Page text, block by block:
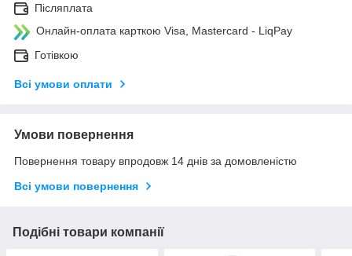
Післяплата
Онлайн-оплата карткою Visa, Mastercard - LiqPay
Готівкою
Всі умови оплати
Умови повернення
Повернення товару впродовж 14 днів за домовленістю
Всі умови повернення
Подібні товари компанії